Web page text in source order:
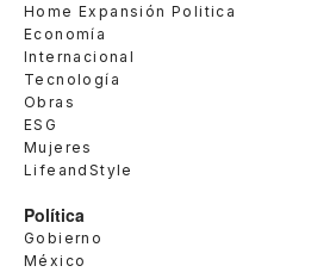
Home Expansión Politica
Economía
Internacional
Tecnología
Obras
ESG
Mujeres
LifeandStyle
Política
Gobierno
México